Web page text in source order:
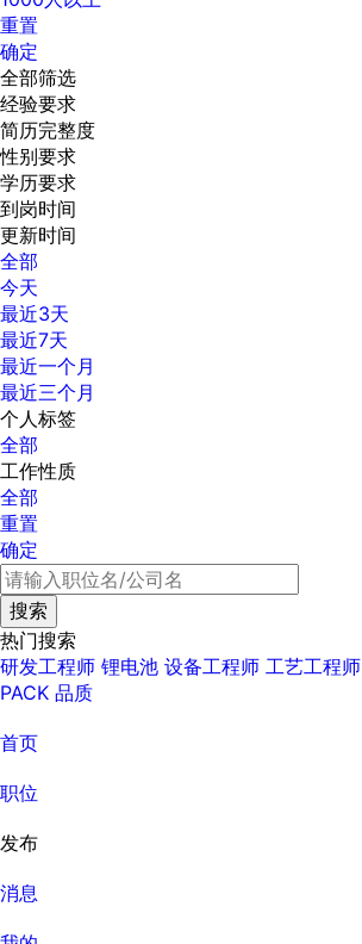
重置
确定
全部筛选
经验要求
简历完整度
性别要求
学历要求
到岗时间
更新时间
全部
今天
最近3天
最近7天
最近一个月
最近三个月
个人标签
全部
工作性质
全部
重置
确定
热门搜索
研发工程师 锂电池 设备工程师 工艺工程师
PACK 品质
首页
职位
发布
消息